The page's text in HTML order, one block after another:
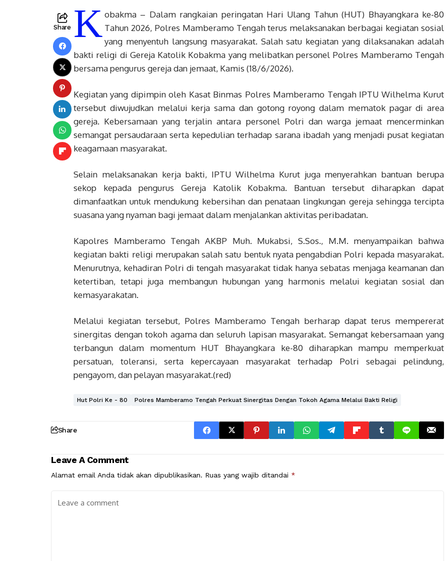
Share Kobakma – Dalam rangkaian peringatan Hari Ulang Tahun (HUT) Bhayangkara ke-80
Tahun 2026, Polres Mamberamo Tengah terus melaksanakan berbagai kegiatan sosial
yang menyentuh langsung masyarakat. Salah satu kegiatan yang dilaksanakan adalah
bakti religi di Gereja Katolik Kobakma yang melibatkan personel Polres Mamberamo Tengah
bersama pengurus gereja dan jemaat, Kamis (18/6/2026).
Kegiatan yang dipimpin oleh Kasat Binmas Polres Mamberamo Tengah IPTU Wilhelma Kurut
tersebut diwujudkan melalui kerja sama dan gotong royong dalam mematok pagar di area
gereja. Kebersamaan yang terjalin antara personel Polri dan warga jemaat mencerminkan
semangat persaudaraan serta kepedulian terhadap sarana ibadah yang menjadi pusat kegiatan
keagamaan masyarakat.
Selain melaksanakan kerja bakti, IPTU Wilhelma Kurut juga menyerahkan bantuan berupa
sekop kepada pengurus Gereja Katolik Kobakma. Bantuan tersebut diharapkan dapat
dimanfaatkan untuk mendukung kebersihan dan penataan lingkungan gereja sehingga tercipta
suasana yang nyaman bagi jemaat dalam menjalankan aktivitas peribadatan.
Kapolres Mamberamo Tengah AKBP Muh. Mukabsi, S.Sos., M.M. menyampaikan bahwa
kegiatan bakti religi merupakan salah satu bentuk nyata pengabdian Polri kepada masyarakat.
Menurutnya, kehadiran Polri di tengah masyarakat tidak hanya sebatas menjaga keamanan dan
ketertiban, tetapi juga membangun hubungan yang harmonis melalui kegiatan sosial dan
kemasyarakatan.
Melalui kegiatan tersebut, Polres Mamberamo Tengah berharap dapat terus mempererat
sinergitas dengan tokoh agama dan seluruh lapisan masyarakat. Semangat kebersamaan yang
terbangun dalam momentum HUT Bhayangkara ke-80 diharapkan mampu memperkuat
persatuan, toleransi, serta kepercayaan masyarakat terhadap Polri sebagai pelindung,
pengayom, dan pelayan masyarakat.(red)
Hut Polri Ke - 80 Polres Mamberamo Tengah Perkuat Sinergitas Dengan Tokoh Agama Melalui Bakti Religi
Share
Leave A Comment
Alamat email Anda tidak akan dipublikasikan. Ruas yang wajib ditandai *